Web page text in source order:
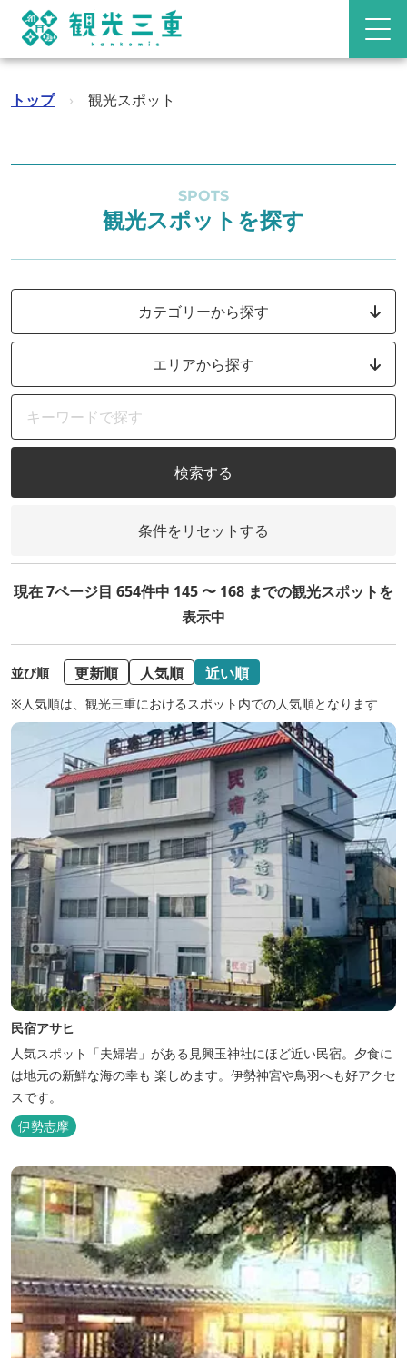
トップ › 観光スポット
SPOTS
観光スポットを探す
カテゴリーから探す
エリアから探す
検索する
条件をリセットする
現在 7ページ目 654件中 145 〜 168 までの観光スポットを
表示中
並び順 更新順 人気順 近い順
※人気順は、観光三重におけるスポット内での人気順となります
民宿アサヒ
人気スポット「夫婦岩」がある見興玉神社にほど近い民宿。夕食に
は地元の新鮮な海の幸も 楽しめます。伊勢神宮や鳥羽へも好アクセ
スです。
伊勢志摩